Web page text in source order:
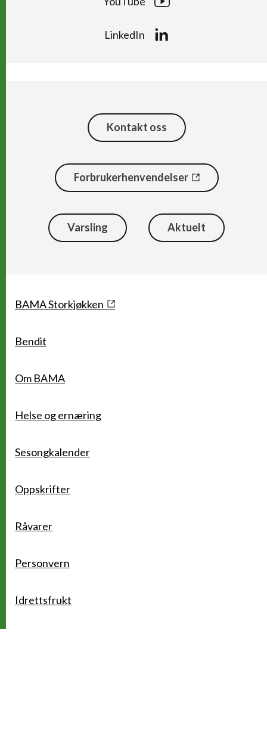
LinkedIn
Kontakt oss
Forbrukerhenvendelser
Varsling Aktuelt
Snarveier
BAMA Storkjøkken
Bendit
Om BAMA
Helse og ernæring
Sesongkalender
Oppskrifter
Råvarer
Personvern
Idrettsfrukt